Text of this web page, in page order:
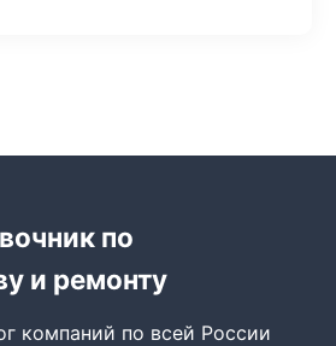
по
и ремонту
компаний по всей России